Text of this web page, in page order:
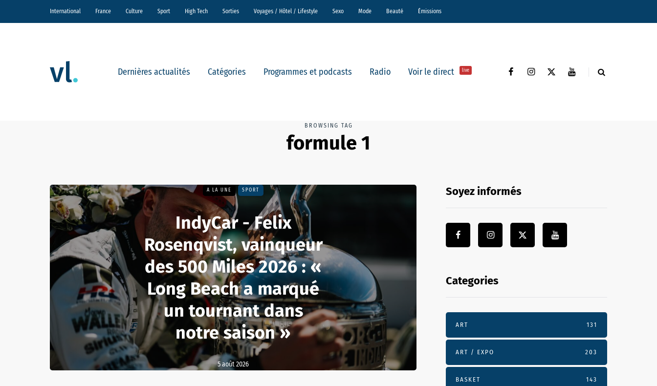
International France Culture Sport High Tech Sorties Voyages / Hôtel / Lifestyle Sexo Mode Beauté Émissions
Dernières actualités Catégories Programmes et podcasts Radio Voir le direct live
BROWSING TAG
formule 1
A LA UNE SPORT
IndyCar - Felix
Rosenqvist, vainqueur
des 500 Miles 2026 : «
Long Beach a marqué
un tournant dans
notre saison »
5 août 2026
Soyez informés
Categories
ART 131
ART / EXPO 203
BASKET 143